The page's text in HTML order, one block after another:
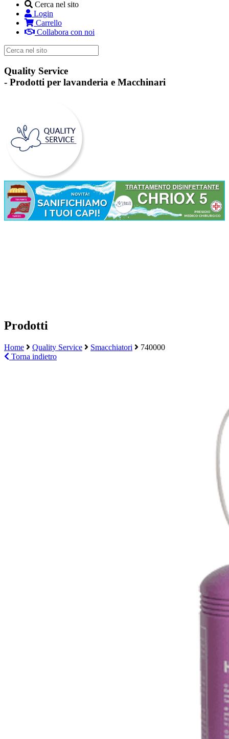
Cerca nel sito
Login
Carrello
Collabora con noi
Quality Service
- Prodotti per lavanderia e Macchinari
Prodotti
Home Quality Service Smacchiatori
740000
Torna indietro